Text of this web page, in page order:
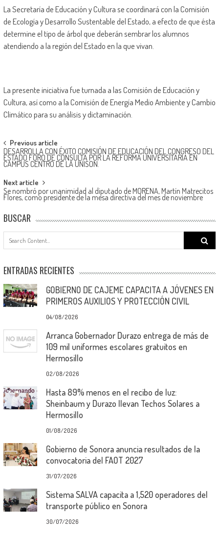
La Secretaría de Educación y Cultura se coordinará con la Comisión
de Ecología y Desarrollo Sustentable del Estado, a efecto de que ésta
determine el tipo de árbol que deberán sembrar los alumnos
atendiendo a la región del Estado en la que vivan.
La presente iniciativa fue turnada a las Comisión de Educación y
Cultura, así como a la Comisión de Energía Medio Ambiente y Cambio
Climático para su análisis y dictaminación.
Post
navigation
Previous article
DESARROLLA CON ÉXITO COMISIÓN DE EDUCACIÓN DEL CONGRESO DEL
ESTADO FORO DE CONSULTA POR LA REFORMA UNIVERSITARIA EN
CAMPUS CENTRO DE LA UNISON.
Next article
Se nombró por unanimidad al diputado de MORENA, Martín Matrecitos
Flores, como presidente de la mesa directiva del mes de noviembre
BUSCAR
Search
for:
ENTRADAS RECIENTES
GOBIERNO DE CAJEME CAPACITA A JÓVENES EN
PRIMEROS AUXILIOS Y PROTECCIÓN CIVIL
04/08/2026
Arranca Gobernador Durazo entrega de más de
109 mil uniformes escolares gratuitos en
Hermosillo
02/08/2026
Hasta 89% menos en el recibo de luz:
Sheinbaum y Durazo llevan Techos Solares a
Hermosillo
01/08/2026
Gobierno de Sonora anuncia resultados de la
convocatoria del FAOT 2027
31/07/2026
Sistema SALVA capacita a 1,520 operadores del
transporte público en Sonora
30/07/2026